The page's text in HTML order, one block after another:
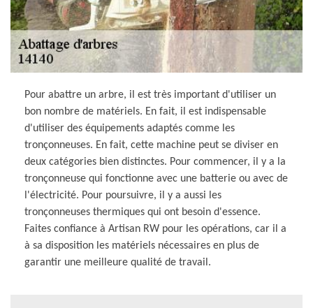
Pour abattre un arbre, il est très important d'utiliser un
bon nombre de matériels. En fait, il est indispensable
d'utiliser des équipements adaptés comme les
tronçonneuses. En fait, cette machine peut se diviser en
deux catégories bien distinctes. Pour commencer, il y a la
tronçonneuse qui fonctionne avec une batterie ou avec de
l'électricité. Pour poursuivre, il y a aussi les
tronçonneuses thermiques qui ont besoin d'essence.
Faites confiance à Artisan RW pour les opérations, car il a
à sa disposition les matériels nécessaires en plus de
garantir une meilleure qualité de travail.